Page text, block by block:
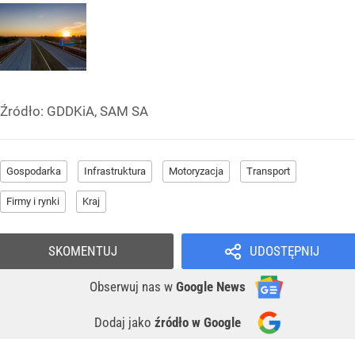
Źródło: GDDKiA, SAM SA
Gospodarka Infrastruktura Motoryzacja Transport
Firmy i rynki Kraj
UDOSTĘPNIJ
Obserwuj nas w Google News
Dodaj jako źródło w Google
SKOMENTUJ